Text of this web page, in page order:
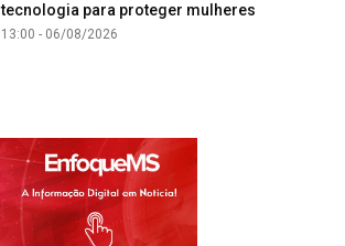
tecnologia para proteger mulheres
13:00 - 06/08/2026